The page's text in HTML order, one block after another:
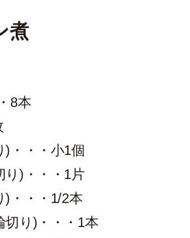
煮
8本
)・・・小1個
り)・・・1片
)・・・1/2本
切り)・・・1本